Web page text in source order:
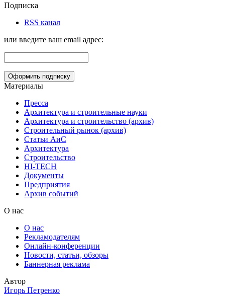
Подписка
RSS канал
или введите ваш email адрес:
Материалы
Пресса
Архитектура и строительные науки
Архитектура и строительство (архив)
Строительный рынок (архив)
Статьи АиС
Архитектура
Строительство
HI-TECH
Документы
Предприятия
Архив событий
О нас
О нас
Рекламодателям
Онлайн-конференции
Новости, статьи, обзоры
Баннерная реклама
Автор
Игорь Петренко